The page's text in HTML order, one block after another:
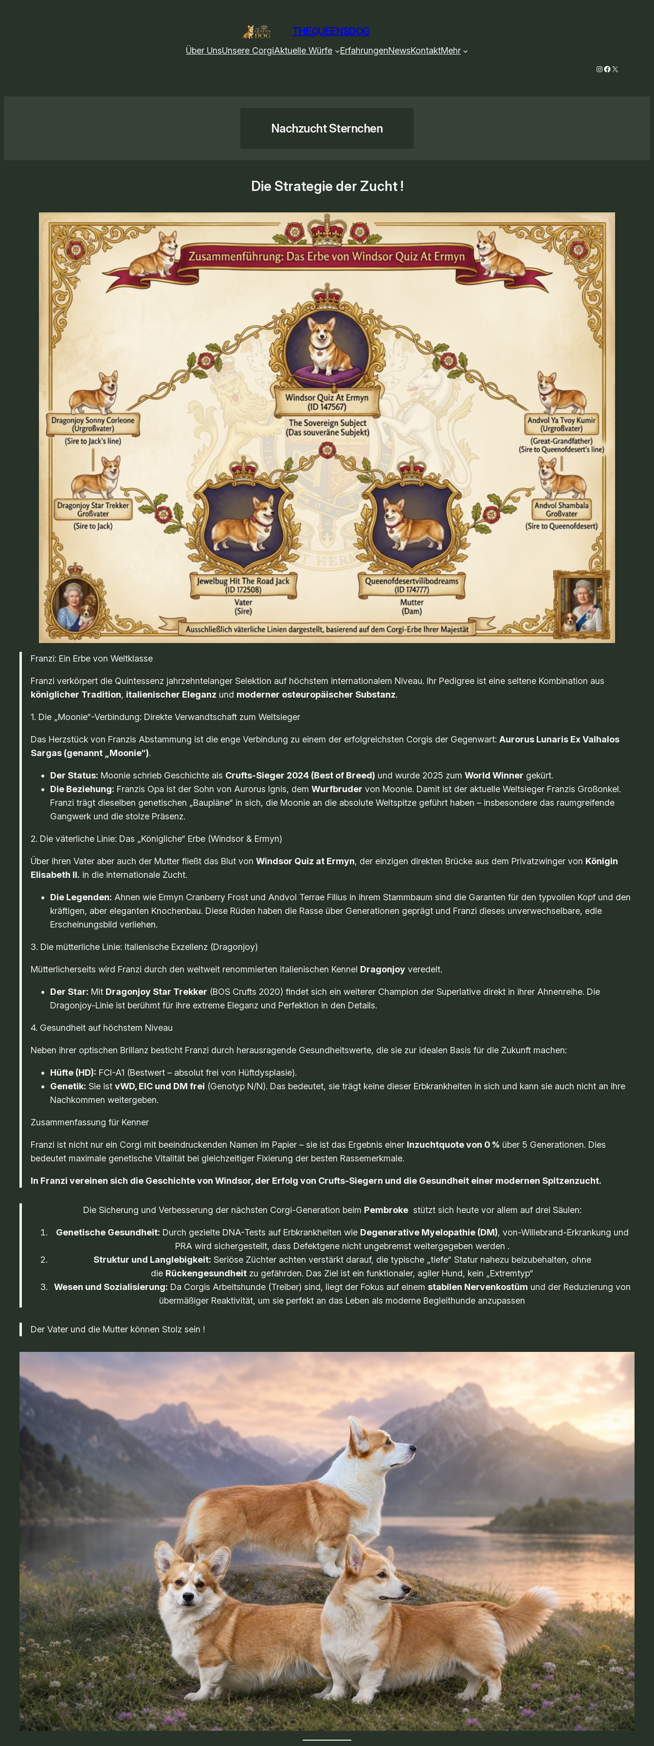
THEQUEENSDOG
Über UnsUnsere CorgiAktuelle Würfe ErfahrungenNewsKontaktMehr
Instagram
Facebook
X
Nachzucht Sternchen
Die Strategie der Zucht !
Franzi: Ein Erbe von Weltklasse
Franzi verkörpert die Quintessenz jahrzehntelanger Selektion auf höchstem internationalem Niveau. Ihr Pedigree ist eine seltene Kombination aus
königlicher Tradition, italienischer Eleganz und moderner osteuropäischer Substanz.
1. Die „Moonie“-Verbindung: Direkte Verwandtschaft zum Weltsieger
Das Herzstück von Franzis Abstammung ist die enge Verbindung zu einem der erfolgreichsten Corgis der Gegenwart: Aurorus Lunaris Ex Valhalos
Sargas (genannt „Moonie“).
Der Status: Moonie schrieb Geschichte als Crufts-Sieger 2024 (Best of Breed) und wurde 2025 zum World Winner gekürt.
Die Beziehung: Franzis Opa ist der Sohn von Aurorus Ignis, dem Wurfbruder von Moonie. Damit ist der aktuelle Weltsieger Franzis Großonkel.
Franzi trägt dieselben genetischen „Baupläne“ in sich, die Moonie an die absolute Weltspitze geführt haben – insbesondere das raumgreifende
Gangwerk und die stolze Präsenz.
2. Die väterliche Linie: Das „Königliche“ Erbe (Windsor & Ermyn)
Über ihren Vater aber auch der Mutter fließt das Blut von Windsor Quiz at Ermyn, der einzigen direkten Brücke aus dem Privatzwinger von Königin
Elisabeth II. in die internationale Zucht.
Die Legenden: Ahnen wie Ermyn Cranberry Frostund Andvol Terrae Filius in ihrem Stammbaum sind die Garanten für den typvollen Kopf und den
kräftigen, aber eleganten Knochenbau. Diese Rüden haben die Rasse über Generationen geprägt und Franzi dieses unverwechselbare, edle
Erscheinungsbild verliehen.
3. Die mütterliche Linie: Italienische Exzellenz (Dragonjoy)
Mütterlicherseits wird Franzi durch den weltweit renommierten italienischen Kennel Dragonjoyveredelt.
Der Star: Mit Dragonjoy Star Trekker (BOS Crufts 2020) findet sich ein weiterer Champion der Superlative direkt in ihrer Ahnenreihe. Die
Dragonjoy-Linie ist berühmt für ihre extreme Eleganz und Perfektion in den Details.
4. Gesundheit auf höchstem Niveau
Neben ihrer optischen Brillanz besticht Franzi durch herausragende Gesundheitswerte, die sie zur idealen Basis für die Zukunft machen:
Hüfte (HD): FCI-A1 (Bestwert – absolut frei von Hüftdysplasie).
Genetik: Sie ist vWD, EIC und DM frei (Genotyp N/N). Das bedeutet, sie trägt keine dieser Erbkrankheiten in sich und kann sie auch nicht an ihre
Nachkommen weitergeben.
Zusammenfassung für Kenner
Franzi ist nicht nur ein Corgi mit beeindruckenden Namen im Papier – sie ist das Ergebnis einer Inzuchtquote von 0 % über 5 Generationen. Dies
bedeutet maximale genetische Vitalität bei gleichzeitiger Fixierung der besten Rassemerkmale.
In Franzi vereinen sich die Geschichte von Windsor, der Erfolg von Crufts-Siegern und die Gesundheit einer modernen Spitzenzucht.
Die Sicherung und Verbesserung der nächsten Corgi-Generation beim Pembroke stützt sich heute vor allem auf drei Säulen:
Genetische Gesundheit: Durch gezielte DNA-Tests auf Erbkrankheiten wie Degenerative Myelopathie (DM), von-Willebrand-Erkrankung und
PRA wird sichergestellt, dass Defektgene nicht ungebremst weitergegeben werden .
Struktur und Langlebigkeit: Seriöse Züchter achten verstärkt darauf, die typische „tiefe“ Statur nahezu beizubehalten, ohne
die Rückengesundheit zu gefährden. Das Ziel ist ein funktionaler, agiler Hund, kein „Extremtyp“
Wesen und Sozialisierung: Da Corgis Arbeitshunde (Treiber) sind, liegt der Fokus auf einem stabilen Nervenkostüm und der Reduzierung von
übermäßiger Reaktivität, um sie perfekt an das Leben als moderne Begleithunde anzupassen
Der Vater und die Mutter können Stolz sein !